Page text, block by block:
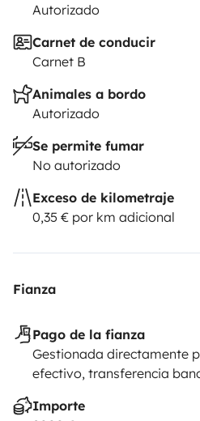
Autorizado
Carnet de conducir
Carnet B
Animales a bordo
Autorizado
Se permite fumar
No autorizado
Exceso de kilometraje
0,35 € por km adicional
Fianza
Pago de la fianza
Gestionada directamente
efectivo, transferencia
Importe